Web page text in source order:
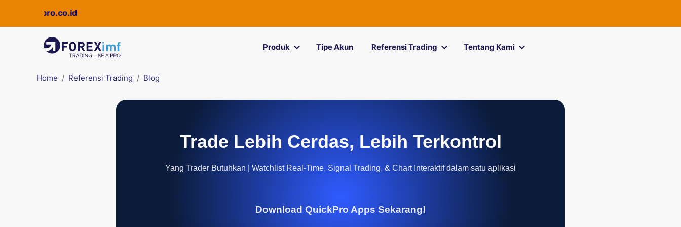
Quickpro.co.id
Produk Tipe Akun Referensi Trading Tentang Kami
Home Referensi Trading Blog
Trade Lebih Cerdas, Lebih Terkontrol
Yang Trader Butuhkan | Watchlist Real-Time, Signal Trading, & Chart Interaktif dalam satu aplikasi
Download QuickPro Apps Sekarang!